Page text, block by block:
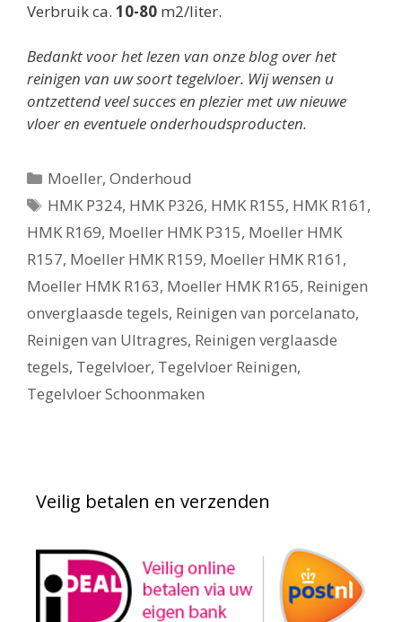
Verbruik ca. 10-80 m2/liter.
Bedankt voor het lezen van onze blog over het
reinigen van uw soort tegelvloer. Wij wensen u
ontzettend veel succes en plezier met uw nieuwe
vloer en eventuele onderhoudsproducten.
Categorieën
Moeller,Onderhoud
Tags
HMK P324, HMK P326, HMK R155, HMK R161 ,
HMK R169, Moeller HMK P315, Moeller HMK
R157, Moeller HMK R159, Moeller HMK R161 ,
Moeller HMK R163, Moeller HMK R165, Reinigen
onverglaasde tegels, Reinigen van porcelanato,
Reinigen van Ultragres, Reinigen verglaasde
tegels, Tegelvloer, Tegelvloer Reinigen,
Tegelvloer Schoonmaken
Veilig betalen en verzenden